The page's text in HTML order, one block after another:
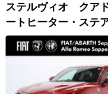
ステルヴィオ クア
ートヒーター・ステ
アンビエントライト
ｏｎ・純正２０ＡＷ